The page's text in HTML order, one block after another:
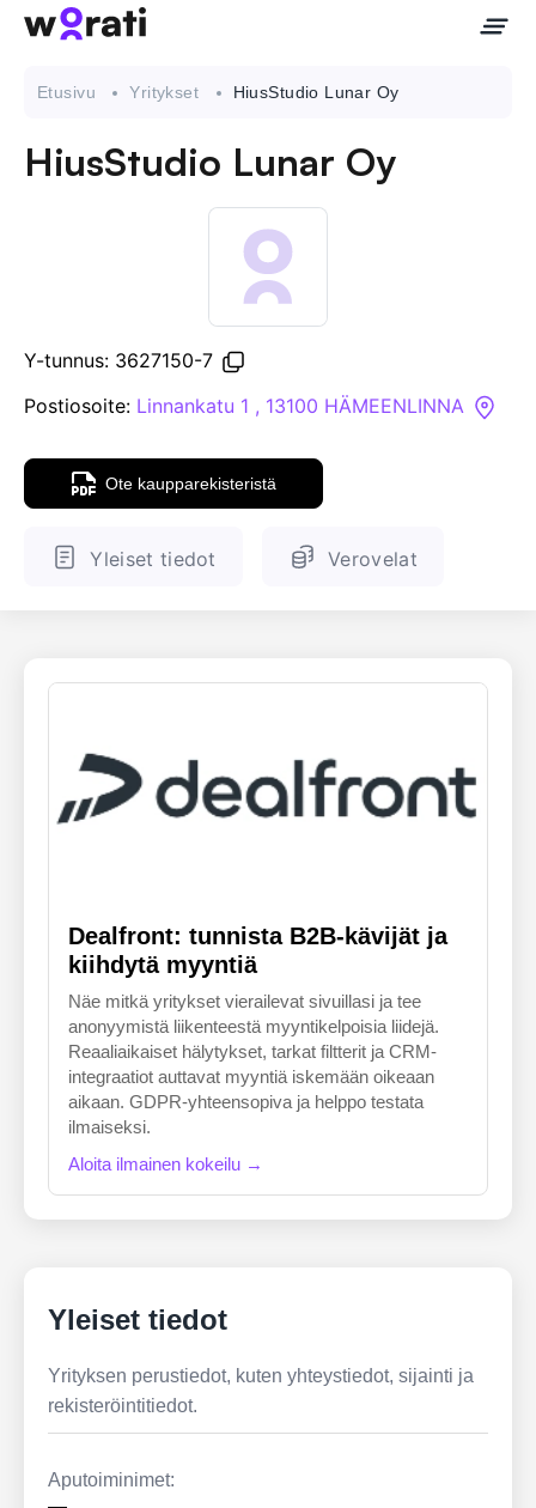
API
Pakotehaku
Etusivu Yritykset HiusStudio Lunar Oy
HiusStudio Lunar Oy
Y-tunnus: 3627150-7
Postiosoite: Linnankatu 1 , 13100 HÄMEENLINNA
Ote kaupparekisteristä
Yleiset tiedot Verovelat
Dealfront: tunnista B2B-kävijät ja
kiihdytä myyntiä
Näe mitkä yritykset vierailevat sivuillasi ja tee
anonyymistä liikenteestä myyntikelpoisia liidejä.
Reaaliaikaiset hälytykset, tarkat filtterit ja CRM-
integraatiot auttavat myyntiä iskemään oikeaan
aikaan. GDPR-yhteensopiva ja helppo testata
ilmaiseksi.
Aloita ilmainen kokeilu →
Yleiset tiedot
Yrityksen perustiedot, kuten yhteystiedot, sijainti ja
rekisteröintitiedot.
Aputoiminimet: